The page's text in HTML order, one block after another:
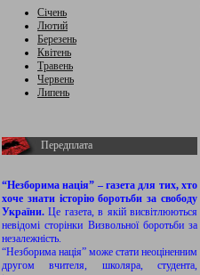
Січень
Лютий
Березень
Квітень
Травень
Червень
Липень
Передплата
“Незборима нація” – газета для тих, хто
хоче знати історію боротьби за свободу
України.Це газета, в якій висвітлюються
невідомі сторінки Визвольної боротьби за
незалежність.
“Незборима нація” може стати неоціненним
другом вчителя, школяра, студента,